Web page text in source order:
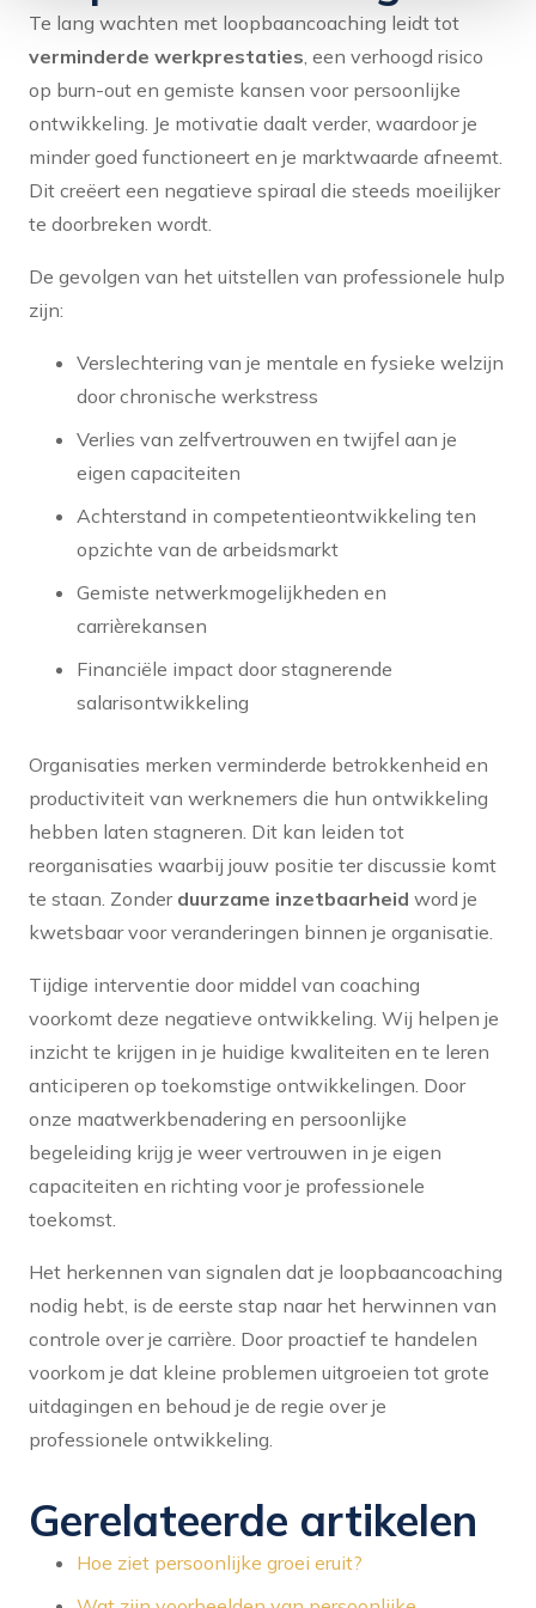
Te lang wachten met loopbaancoaching leidt tot
verminderde werkprestaties , een verhoogd risico
op burn-out en gemiste kansen voor persoonlijke
ontwikkeling. Je motivatie daalt verder, waardoor je
minder goed functioneert en je marktwaarde afneemt.
Dit creëert een negatieve spiraal die steeds moeilijker
te doorbreken wordt.
De gevolgen van het uitstellen van professionele hulp
zijn:
Verslechtering van je mentale en fysieke welzijn
door chronische werkstress
Verlies van zelfvertrouwen en twijfel aan je
eigen capaciteiten
Achterstand in competentieontwikkeling ten
opzichte van de arbeidsmarkt
Gemiste netwerkmogelijkheden en
carrièrekansen
Financiële impact door stagnerende
salarisontwikkeling
Organisaties merken verminderde betrokkenheid en
productiviteit van werknemers die hun ontwikkeling
hebben laten stagneren. Dit kan leiden tot
reorganisaties waarbij jouw positie ter discussie komt
te staan. Zonder duurzame inzetbaarheid word je
kwetsbaar voor veranderingen binnen je organisatie.
Tijdige interventie door middel van coaching
voorkomt deze negatieve ontwikkeling. Wij helpen je
inzicht te krijgen in je huidige kwaliteiten en te leren
anticiperen op toekomstige ontwikkelingen. Door
onze maatwerkbenadering en persoonlijke
begeleiding krijg je weer vertrouwen in je eigen
capaciteiten en richting voor je professionele
toekomst.
Het herkennen van signalen dat je loopbaancoaching
nodig hebt, is de eerste stap naar het herwinnen van
controle over je carrière. Door proactief te handelen
voorkom je dat kleine problemen uitgroeien tot grote
uitdagingen en behoud je de regie over je
professionele ontwikkeling.
Gerelateerde artikelen
Hoe ziet persoonlijke groei eruit?